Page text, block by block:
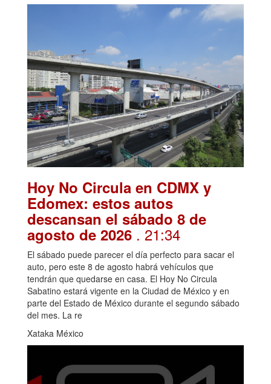
Hoy No Circula en CDMX y
Edomex: estos autos
descansan el sábado 8 de
agosto de 2026 . 21:34
El sábado puede parecer el día perfecto para sacar el
auto, pero este 8 de agosto habrá vehículos que
tendrán que quedarse en casa. El Hoy No Circula
Sabatino estará vigente en la Ciudad de México y en
parte del Estado de México durante el segundo sábado
del mes. La re
Xataka México